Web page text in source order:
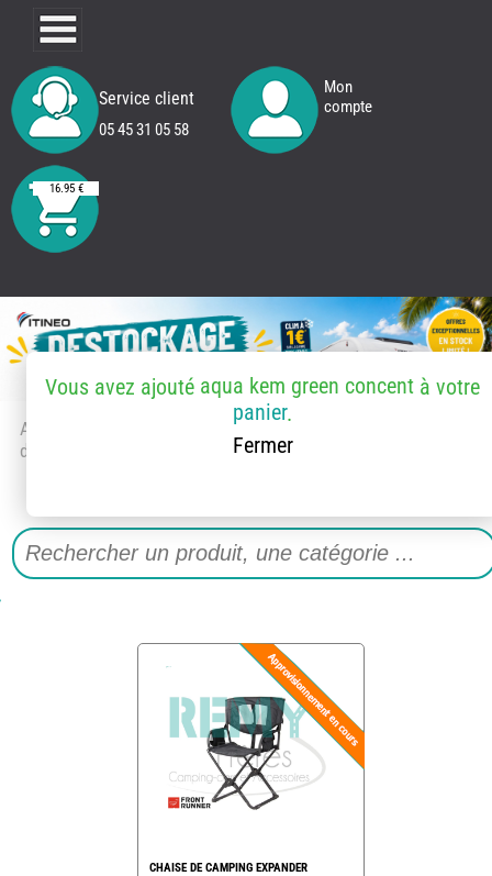
Service client
05 45 31 05 58
Mon
compte
16.95 €
Accueil
> Accessoires et pièces
détachées
Vous avez ajouté aqua kem green concent à votre
panier.
Fermer
CHAISE DE CAMPING EXPANDER